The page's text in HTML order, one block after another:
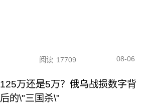
阅读 17709 08-06
125万还是5万？俄乌战损数字背
后的\"三国杀\"